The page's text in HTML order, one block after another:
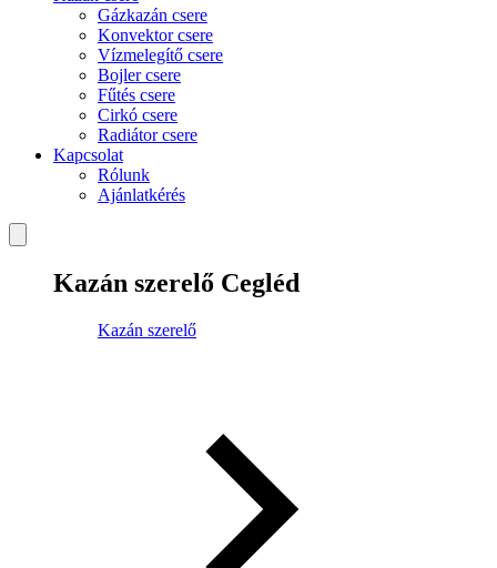
Gázkazán csere
Konvektor csere
Vízmelegítő csere
Bojler csere
Fűtés csere
Cirkó csere
Radiátor csere
Kapcsolat
Rólunk
Ajánlatkérés
Kazán szerelő Cegléd
Kazán szerelő